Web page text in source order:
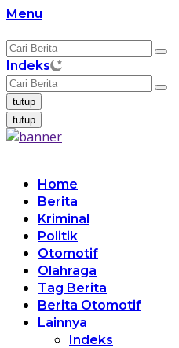
Langsung
konten
Menu
Indeks
tutup
tutup
Home
Berita
Kriminal
Politik
Otomotif
Olahraga
Tag Berita
Berita Otomotif
Lainnya
Indeks